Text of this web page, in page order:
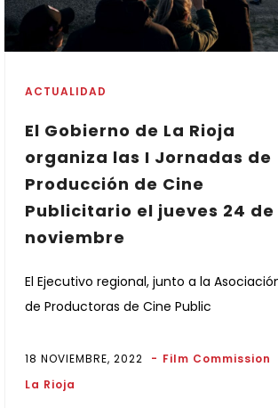
ACTUALIDAD
El Gobierno de La Rioja
organiza las I Jornadas de
Producción de Cine
Publicitario el jueves 24 de
noviembre
El Ejecutivo regional, junto a la
de Productoras de Cine Public
18 NOVIEMBRE, 2022
Film Commission
La Rioja